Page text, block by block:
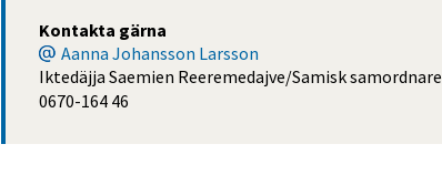
Kontakta gärna
Aanna Johansson Larsson
Iktedäjja Saemien Reeremedajve/Samisk samordnare
0670-164 46